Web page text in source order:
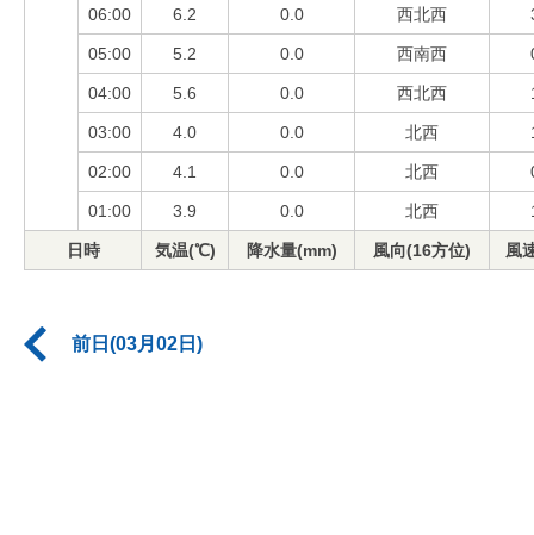
06:00 6.2 0.0 西北西
05:00 5.2 0.0 西南西
04:00 5.6 0.0 西北西
03:00 4.0 0.0 北西
02:00 4.1 0.0 北西
01:00 3.9 0.0 北西
日時 気温(℃) 降水量(mm) 風向(16方位) 風
前日(03月02日)